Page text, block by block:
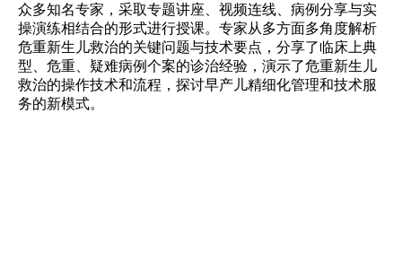
众多知名专家，采取专题讲座、视频连线、病例分享与实
操演练相结合的形式进行授课。专家从多方面多角度解析
危重新生儿救治的关键问题与技术要点，分享了临床上典
型、危重、疑难病例个案的诊治经验，演示了危重新生儿
救治的操作技术和流程，探讨早产儿精细化管理和技术服
务的新模式。